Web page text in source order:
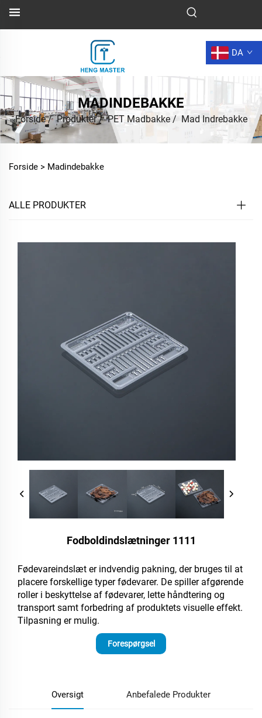
DA
MADINDEBAKKE
Forside/Produkter/PET Madbakke/ Mad Indrebakke
Forside > Madindebakke
ALLE PRODUKTER
Fodboldindslætninger 1111
Fødevareindslæt er indvendig pakning, der bruges til at
placere forskellige typer fødevarer. De spiller afgørende
roller i beskyttelse af fødevarer, lette håndtering og
transport samt forbedring af produktets visuelle effekt.
Tilpasning er mulig.
Forespørgsel
Oversigt Anbefalede Produkter